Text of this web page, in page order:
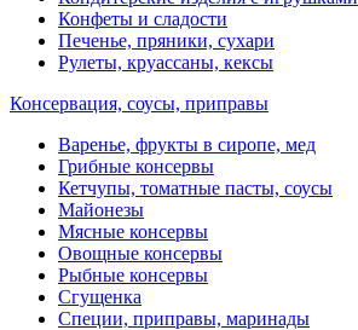
Конфеты и сладости
Печенье, пряники, сухари
Рулеты, круассаны, кексы
Консервация, соусы, приправы
Варенье, фрукты в сиропе, мед
Грибные консервы
Кетчупы, томатные пасты, соусы
Майонезы
Мясные консервы
Овощные консервы
Рыбные консервы
Сгущенка
Специи, приправы, маринады